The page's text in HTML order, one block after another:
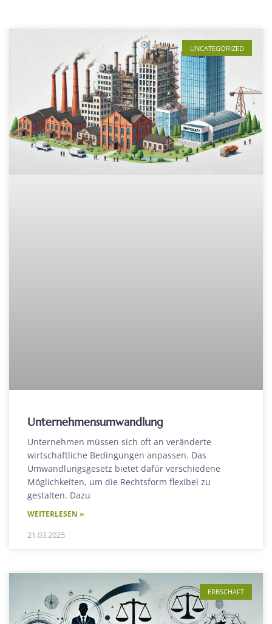
UNCATEGORIZED
Unternehmensumwandlung
Unternehmen müssen sich oft an veränderte
wirtschaftliche Bedingungen anpassen. Das
Umwandlungsgesetz bietet dafür verschiedene
Möglichkeiten, um die Rechtsform flexibel zu
gestalten. Dazu
WEITERLESEN »
21.03.2025
ERBSCHAFT